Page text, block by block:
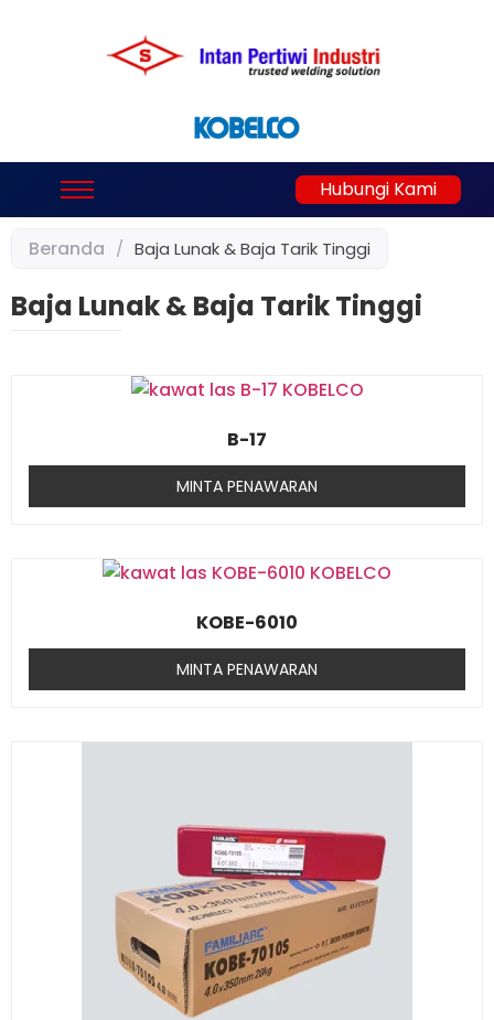
Hubungi Kami
Beranda / Baja Lunak & Baja Tarik Tinggi
Baja Lunak & Baja Tarik Tinggi
B-17
MINTA PENAWARAN
KOBE-6010
MINTA PENAWARAN